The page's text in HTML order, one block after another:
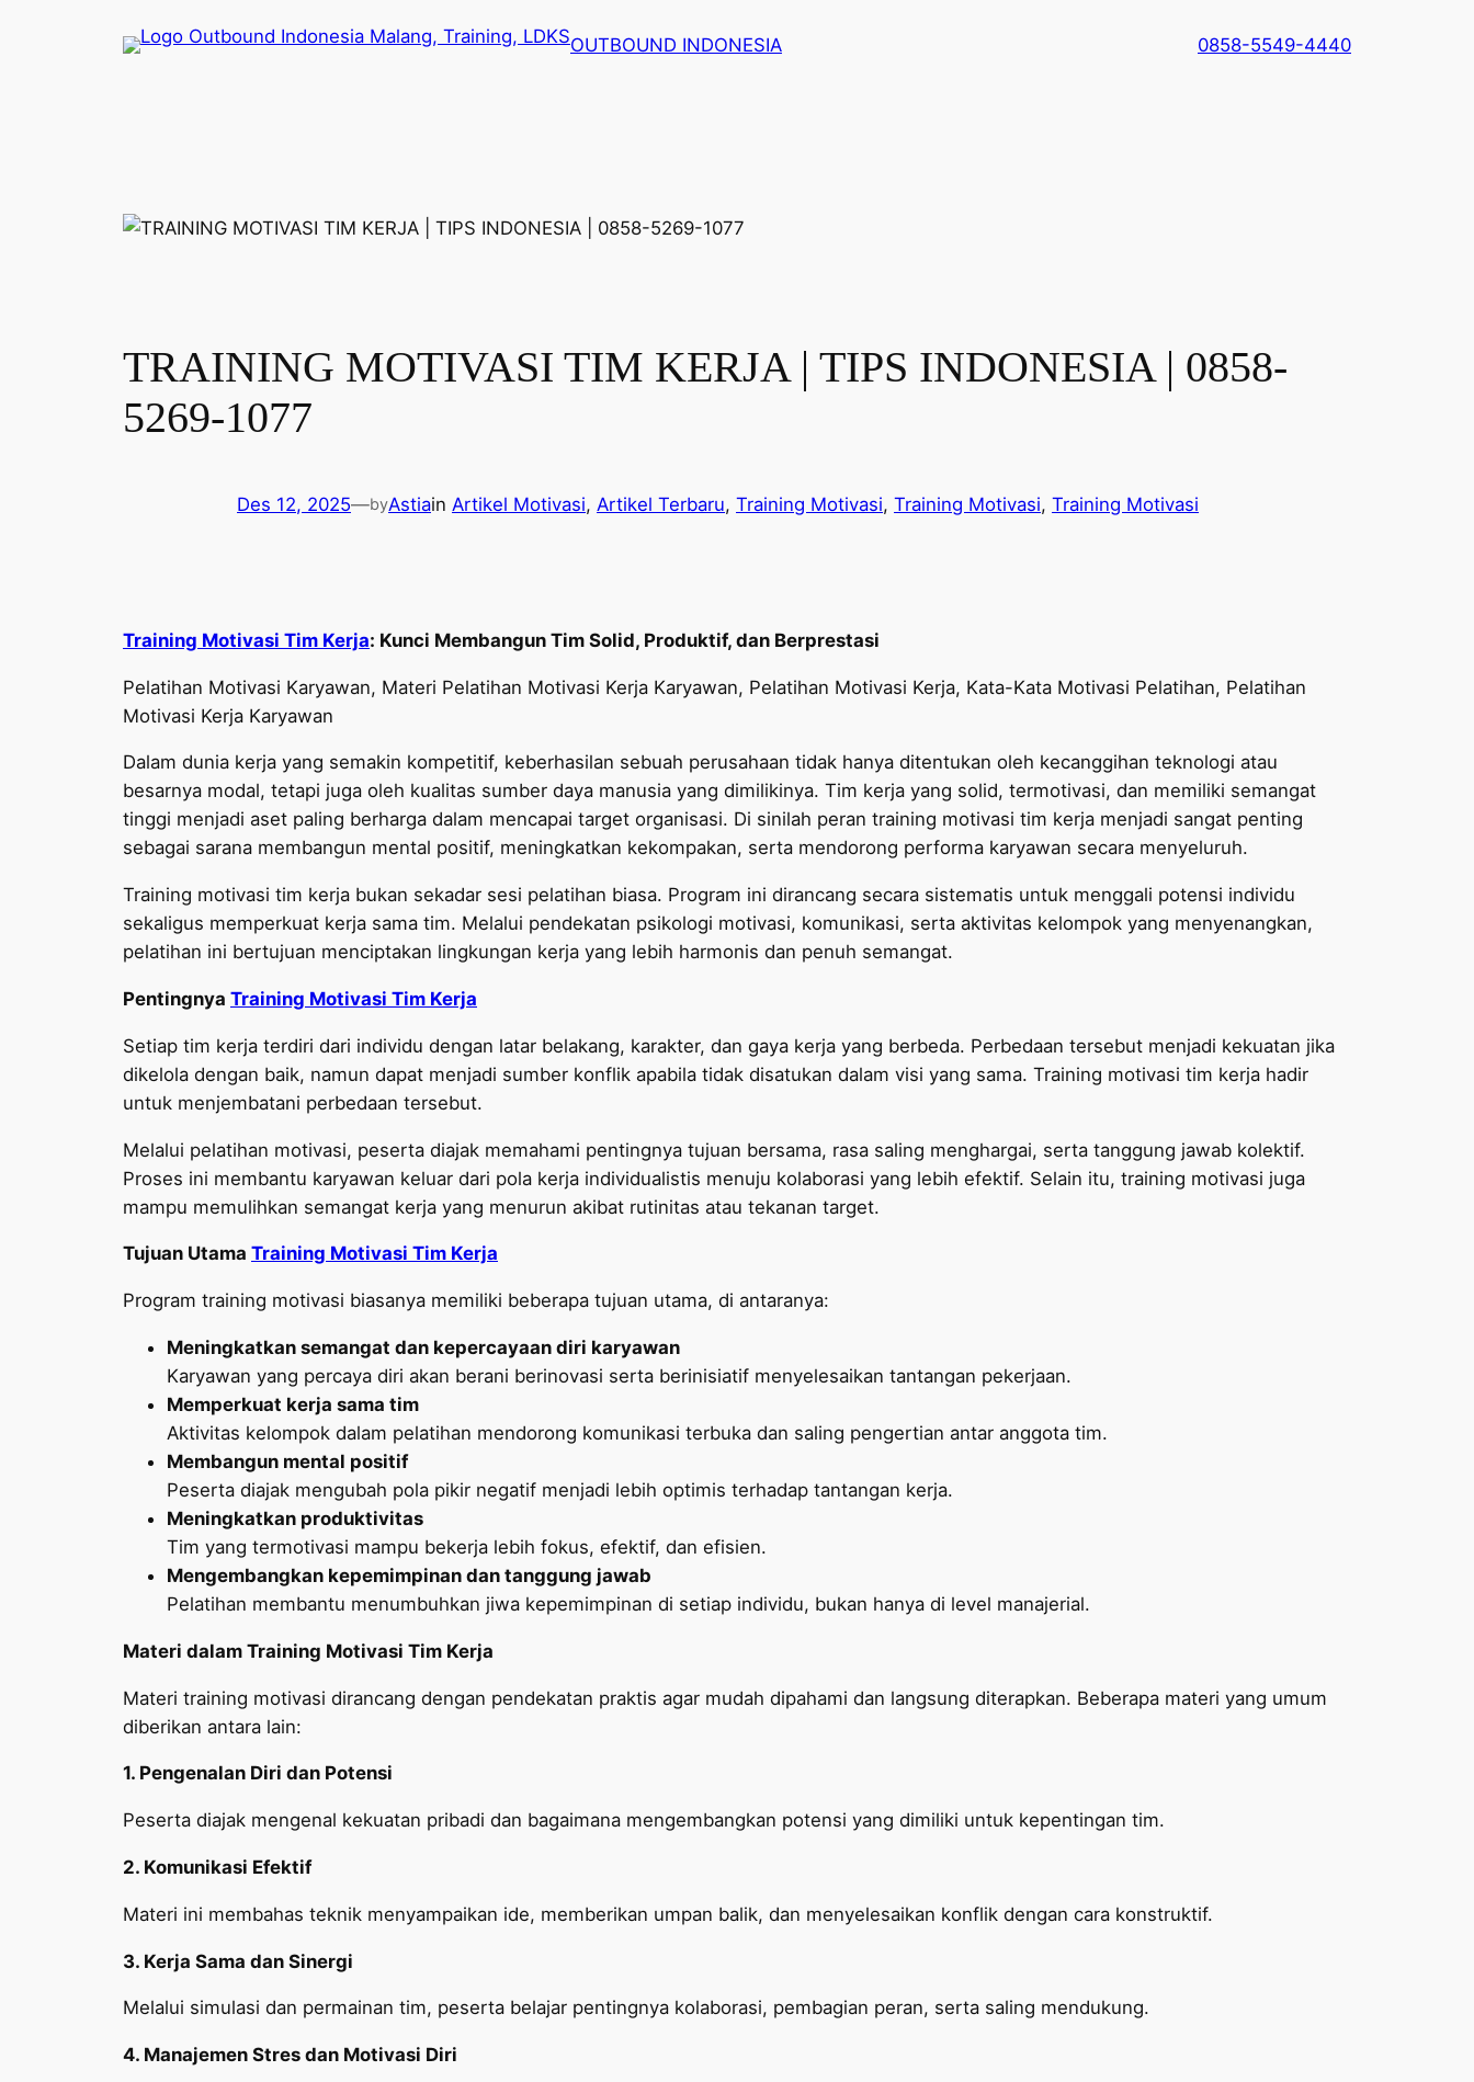
OUTBOUND INDONESIA 0858-5549-4440
TRAINING MOTIVASI TIM KERJA | TIPS INDONESIA | 0858-
5269-1077
Des 12, 2025—byAstiain Artikel Motivasi, Artikel Terbaru, Training Motivasi, Training Motivasi, Training Motivasi
Training Motivasi Tim Kerja: Kunci Membangun Tim Solid, Produktif, dan Berprestasi
Pelatihan Motivasi Karyawan, Materi Pelatihan Motivasi Kerja Karyawan, Pelatihan Motivasi Kerja, Kata-Kata Motivasi Pelatihan, Pelatihan
Motivasi Kerja Karyawan
Dalam dunia kerja yang semakin kompetitif, keberhasilan sebuah perusahaan tidak hanya ditentukan oleh kecanggihan teknologi atau
besarnya modal, tetapi juga oleh kualitas sumber daya manusia yang dimilikinya. Tim kerja yang solid, termotivasi, dan memiliki semangat
tinggi menjadi aset paling berharga dalam mencapai target organisasi. Di sinilah peran training motivasi tim kerja menjadi sangat penting
sebagai sarana membangun mental positif, meningkatkan kekompakan, serta mendorong performa karyawan secara menyeluruh.
Training motivasi tim kerja bukan sekadar sesi pelatihan biasa. Program ini dirancang secara sistematis untuk menggali potensi individu
sekaligus memperkuat kerja sama tim. Melalui pendekatan psikologi motivasi, komunikasi, serta aktivitas kelompok yang menyenangkan,
pelatihan ini bertujuan menciptakan lingkungan kerja yang lebih harmonis dan penuh semangat.
Pentingnya Training Motivasi Tim Kerja
Setiap tim kerja terdiri dari individu dengan latar belakang, karakter, dan gaya kerja yang berbeda. Perbedaan tersebut menjadi kekuatan jika
dikelola dengan baik, namun dapat menjadi sumber konflik apabila tidak disatukan dalam visi yang sama. Training motivasi tim kerja hadir
untuk menjembatani perbedaan tersebut.
Melalui pelatihan motivasi, peserta diajak memahami pentingnya tujuan bersama, rasa saling menghargai, serta tanggung jawab kolektif.
Proses ini membantu karyawan keluar dari pola kerja individualistis menuju kolaborasi yang lebih efektif. Selain itu, training motivasi juga
mampu memulihkan semangat kerja yang menurun akibat rutinitas atau tekanan target.
Tujuan Utama Training Motivasi Tim Kerja
Program training motivasi biasanya memiliki beberapa tujuan utama, di antaranya:
Meningkatkan semangat dan kepercayaan diri karyawan
Karyawan yang percaya diri akan berani berinovasi serta berinisiatif menyelesaikan tantangan pekerjaan.
Memperkuat kerja sama tim
Aktivitas kelompok dalam pelatihan mendorong komunikasi terbuka dan saling pengertian antar anggota tim.
Membangun mental positif
Peserta diajak mengubah pola pikir negatif menjadi lebih optimis terhadap tantangan kerja.
Meningkatkan produktivitas
Tim yang termotivasi mampu bekerja lebih fokus, efektif, dan efisien.
Mengembangkan kepemimpinan dan tanggung jawab
Pelatihan membantu menumbuhkan jiwa kepemimpinan di setiap individu, bukan hanya di level manajerial.
Materi dalam Training Motivasi Tim Kerja
Materi training motivasi dirancang dengan pendekatan praktis agar mudah dipahami dan langsung diterapkan. Beberapa materi yang umum
diberikan antara lain:
1. Pengenalan Diri dan Potensi
Peserta diajak mengenal kekuatan pribadi dan bagaimana mengembangkan potensi yang dimiliki untuk kepentingan tim.
2. Komunikasi Efektif
Materi ini membahas teknik menyampaikan ide, memberikan umpan balik, dan menyelesaikan konflik dengan cara konstruktif.
3. Kerja Sama dan Sinergi
Melalui simulasi dan permainan tim, peserta belajar pentingnya kolaborasi, pembagian peran, serta saling mendukung.
4. Manajemen Stres dan Motivasi Diri